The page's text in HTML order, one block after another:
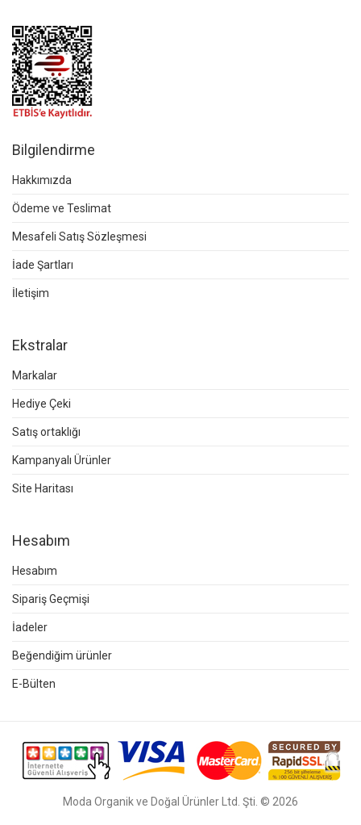
Bilgilendirme
Hakkımızda
Ödeme ve Teslimat
Mesafeli Satış Sözleşmesi
İade Şartları
İletişim
Ekstralar
Markalar
Hediye Çeki
Satış ortaklığı
Kampanyalı Ürünler
Site Haritası
Hesabım
Hesabım
Sipariş Geçmişi
İadeler
Beğendiğim ürünler
E-Bülten
Moda Organik ve Doğal Ürünler Ltd. Şti. © 2026